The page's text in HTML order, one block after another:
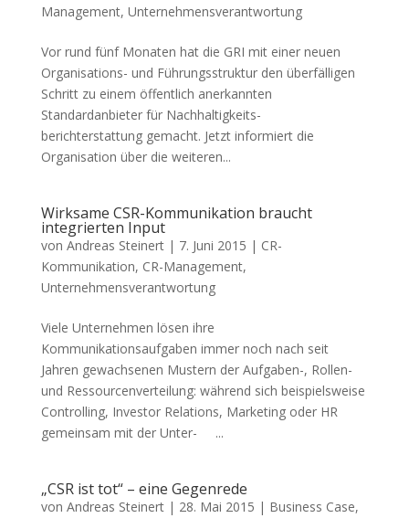
Management, Unternehmensverantwortung
Vor rund fünf Monaten hat die GRI mit einer neuen
Organisations- und Führungsstruktur den überfälligen
Schritt zu einem öffentlich anerkannten
Standardanbieter für Nachhaltigkeits-
berichterstattung gemacht. Jetzt informiert die
Organisation über die weiteren...
Wirksame CSR-Kommunikation braucht
integrierten Input
von Andreas Steinert| 7. Juni 2015 | CR-
Kommunikation, CR-Management,
Unternehmensverantwortung
Viele Unternehmen lösen ihre
Kommunikationsaufgaben immer noch nach seit
Jahren gewachsenen Mustern der Aufgaben-, Rollen-
und Ressourcenverteilung: während sich beispielsweise
Controlling, Investor Relations, Marketing oder HR
gemeinsam mit der Unter- ...
„CSR ist tot“ – eine Gegenrede
von Andreas Steinert| 28. Mai 2015 | Business Case,